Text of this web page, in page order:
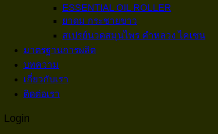
ESSENTIAL OIL ROLLER
ยาดม กระชายขาว
สเปรย์นวดสมุนไพร คำหลวง ไคเซน
มาตรฐานการผลิต
บทความ
เกี่ยวกับเรา
ติดต่อเรา
Login